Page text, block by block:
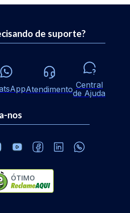
de suporte?
Atendimento Central
de Ajuda
nos
ÓTIMO